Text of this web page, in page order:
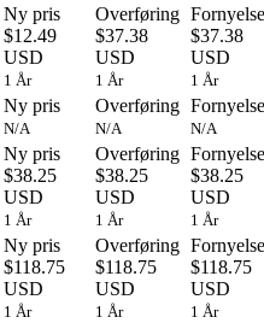
Ny pris
$12.49
USD
1 År
Overføring
$37.38
USD
1 År
Fornyelse
$37.38
USD
1 År
Ny pris
N/A
Overføring
N/A
Fornyelse
N/A
Ny pris
$38.25
USD
1 År
Overføring
$38.25
USD
1 År
Fornyelse
$38.25
USD
1 År
Ny pris
$118.75
USD
1 År
Overføring
$118.75
USD
1 År
Fornyelse
$118.75
USD
1 År